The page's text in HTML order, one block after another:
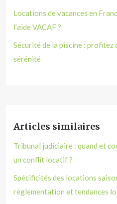
Locations de vacances en
l’aide VACAF ?
Sécurité de la piscine :
sérénité
Articles similaires
Tribunal judiciaire : quand et
un conflit locatif ?
Spécificités des locations
réglementation et tendances